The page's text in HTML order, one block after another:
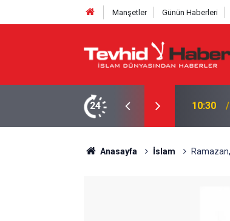
Manşetler Günün Haberleri
24
İRAN PLANI BOZGUNA UĞRADI 10:11
Anasayfa İslam